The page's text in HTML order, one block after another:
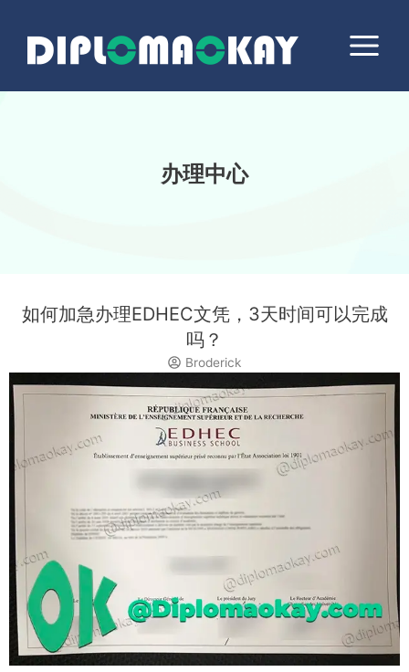
Menu
办理中心
如何加急办理EDHEC文凭，3天时间可以完成
吗？
Broderick